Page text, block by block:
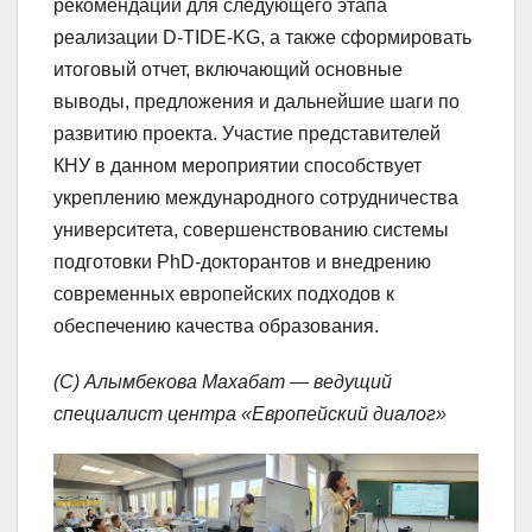
рекомендации для следующего этапа
реализации D-TIDE-KG, а также сформировать
итоговый отчет, включающий основные
выводы, предложения и дальнейшие шаги по
развитию проекта. Участие представителей
КНУ в данном мероприятии способствует
укреплению международного сотрудничества
университета, совершенствованию системы
подготовки PhD-докторантов и внедрению
современных европейских подходов к
обеспечению качества образования.
(С) Алымбекова Махабат — ведущий
специалист центра «Европейский диалог»